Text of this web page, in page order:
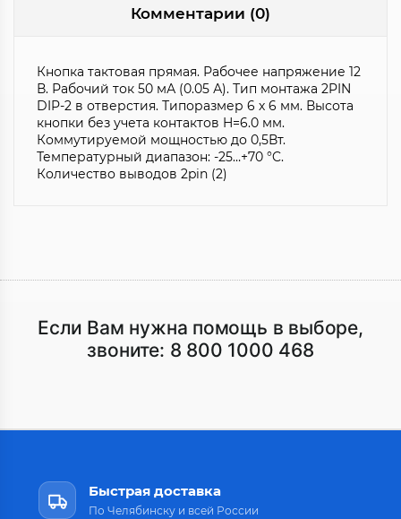
Комментарии (0)
Кнопка тактовая прямая. Рабочее напряжение 12
В. Рабочий ток 50 мА (0.05 А). Тип монтажа 2PIN
DIP-2 в отверстия. Типоразмер 6 х 6 мм. Высота
кнопки без учета контактов H=6.0 мм.
Коммутируемой мощностью до 0,5Вт.
Температурный диапазон: -25…+70 °C.
Количество выводов 2pin (2)
Если Вам нужна помощь в выборе,
звоните: 8 800 1000 468
Быстрая доставка
По Челябинску и всей России